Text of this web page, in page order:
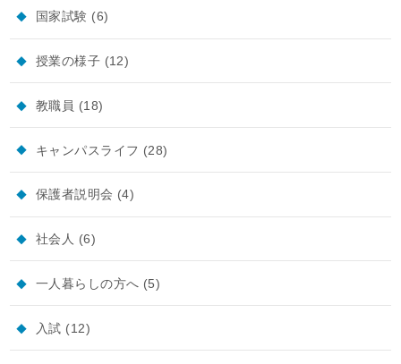
国家試験 (6)
授業の様子 (12)
教職員 (18)
キャンパスライフ (28)
保護者説明会 (4)
社会人 (6)
一人暮らしの方へ (5)
入試 (12)